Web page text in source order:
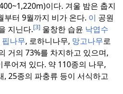
이다. 겨울 밤은 춥지
부터 9월까지 비가 온다. 이 공원
지닌다.[3] 울창한 습윤 낙엽수
핍나무, 로하니나무, 망고나무로
거의 73%를 차지하고 있으며,
루어져 있다. 약 110종의 나무,
, 25종의 파충류 등이 서식하고